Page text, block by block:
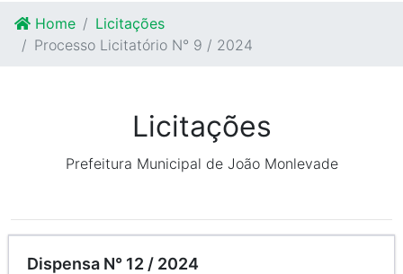
Home
Licitações
Processo Licitatório N° 9 / 2024
Licitações
Prefeitura Municipal de João Monlevade
Dispensa N° 12 / 2024